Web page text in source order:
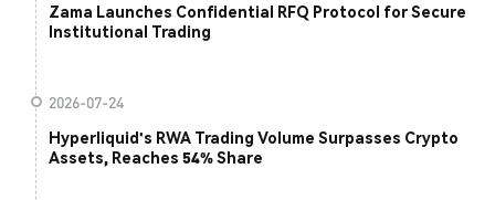
Zama Launches Confidential RFQ Protocol for Secure
Institutional Trading
2026-07-24
Hyperliquid's RWA Trading Volume Surpasses Crypto
Assets, Reaches 54% Share